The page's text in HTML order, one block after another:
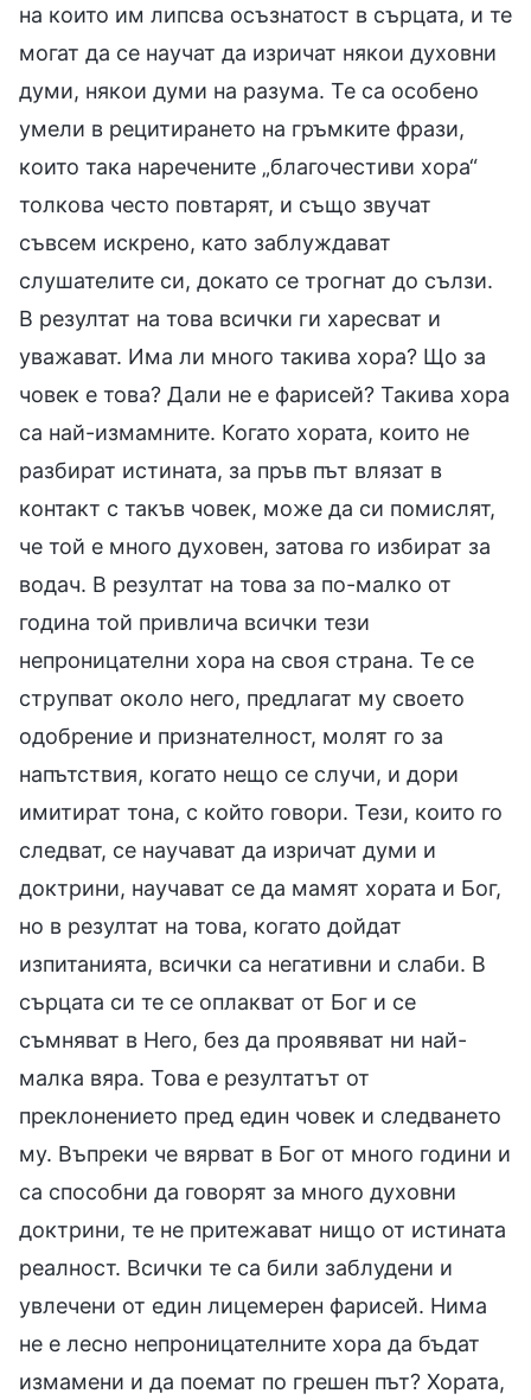
на които им липсва осъзнатост в сърцата, и те
могат да се научат да изричат някои духовни
думи, някои думи на разума. Те са особено
умели в рецитирането на гръмките фрази,
които така наречените „благочестиви хора“
толкова често повтарят, и също звучат
съвсем искрено, като заблуждават
слушателите си, докато се трогнат до сълзи.
В резултат на това всички ги харесват и
уважават. Има ли много такива хора? Що за
човек е това? Дали не е фарисей? Такива хора
са най-измамните. Когато хората, които не
разбират истината, за пръв път влязат в
контакт с такъв човек, може да си помислят,
че той е много духовен, затова го избират за
водач. В резултат на това за по-малко от
година той привлича всички тези
непроницателни хора на своя страна. Те се
струпват около него, предлагат му своето
одобрение и признателност, молят го за
напътствия, когато нещо се случи, и дори
имитират тона, с който говори. Тези, които го
следват, се научават да изричат думи и
доктрини, научават се да мамят хората и Бог,
но в резултат на това, когато дойдат
изпитанията, всички са негативни и слаби. В
сърцата си те се оплакват от Бог и се
съмняват в Него, без да проявяват ни най-
малка вяра. Това е резултатът от
преклонението пред един човек и следването
му. Въпреки че вярват в Бог от много години и
са способни да говорят за много духовни
доктрини, те не притежават нищо от истината
реалност. Всички те са били заблудени и
увлечени от един лицемерен фарисей. Нима
не е лесно непроницателните хора да бъдат
измамени и да поемат по грешен път? Хората,